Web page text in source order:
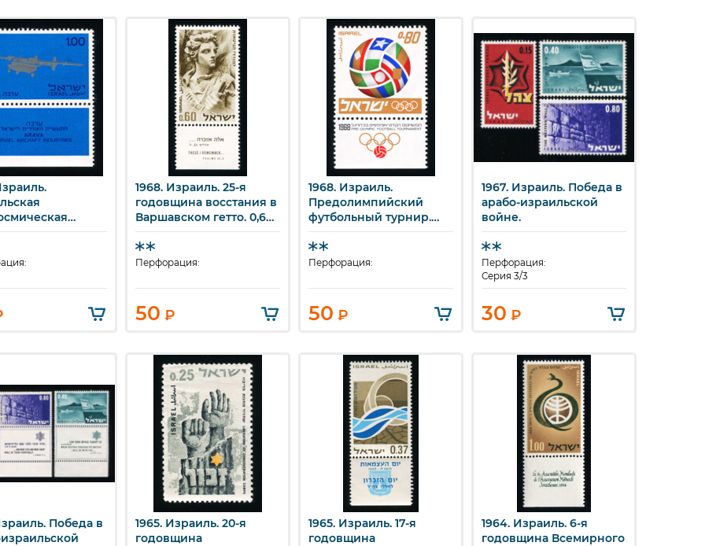
просмотр Быстрый просмотр
1968. Израиль. 25-я
годовщина восстания в
Варшавском гетто. 0,60
ILP.
Перфорация:
50 ₽
Быстрый просмотр
1968. Израиль.
Предолимпийский
футбольный турнир.
0,80 ISL.
Перфорация:
50 ₽
Быстрый просмотр
1967. Израиль. Победа в
арабо-израильской
войне.
Перфорация:
Серия 3/3
30 ₽
просмотр
Победа в
Быстрый просмотр
1965. Израиль. 20-я
годовщина
Быстрый просмотр
1965. Израиль. 17-я
годовщина
Быстрый просмотр
1964. Израиль. 6-я
годовщина Всемирного